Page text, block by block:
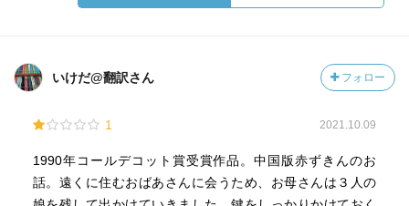
いけだ@翻訳さん フォロー
1 2021.10.09
1990年コールデコット賞受賞作品。中国版赤ずきんのお
話。遠くに住むおばあさんに会うため、お母さんは３人の